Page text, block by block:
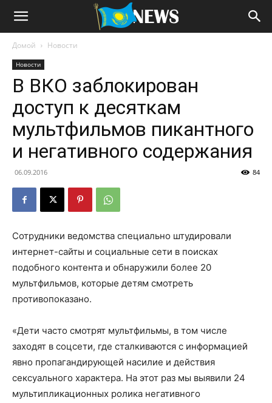
Домой Новости
Новости
В ВКО заблокирован
доступ к десяткам
мультфильмов пикантного
и негативного содержания
06.09.2016 84
Сотрудники ведомства специально штудировали
интернет-сайты и социальные сети в поисках
подобного контента и обнаружили более 20
мультфильмов, которые детям смотреть
противопоказано.
«Дети часто смотрят мультфильмы, в том числе
заходят в соцсети, где сталкиваются с информацией
явно пропагандирующей насилие и действия
сексуального характера. На этот раз мы выявили 24
мультипликационных ролика негативного